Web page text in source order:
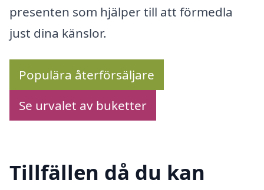
presenten som hjälper till att förmedla
just dina känslor.
Populära återförsäljare
Se urvalet av buketter
Tillfällen då du kan